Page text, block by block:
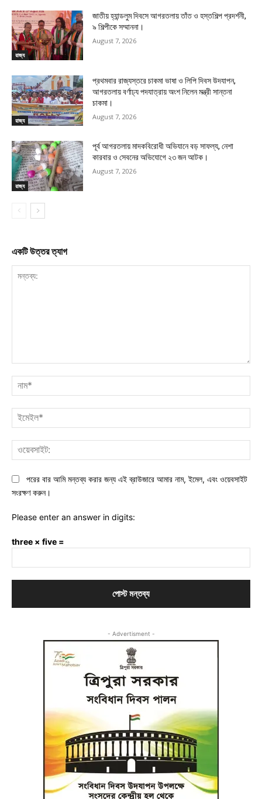
রাজ্য
জাতীয় হ্যান্ডলুম দিবসে আগরতলায় তাঁত ও হস্তশিল্প প্রদর্শনী,
৯ শিল্পীকে সম্মাননা।
August 7, 2026
রাজ্য
প্রথমবার রাজ্যস্তরে চাকমা ভাষা ও লিপি দিবস উদযাপন,
আগরতলায় বর্ণাঢ্য পদযাত্রায় অংশ নিলেন মন্ত্রী সান্তনা
চাকমা।
August 7, 2026
রাজ্য
পূর্ব আগরতলায় মাদকবিরোধী অভিযানে বড় সাফল্য, নেশা
কারবার ও সেবনের অভিযোগে ২৩ জন আটক।
August 7, 2026
একটি উত্তর ত্যাগ
পরের বার আমি মন্তব্য করার জন্য এই ব্রাউজারে আমার নাম, ইমেল, এবং ওয়েবসাইট
সংরক্ষণ করুন।
Please enter an answer in digits:
three × five =
- Advertisment -